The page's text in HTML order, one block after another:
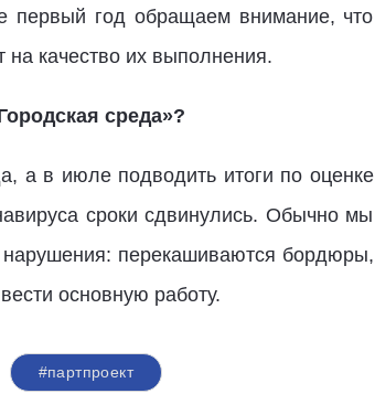
первый год обращаем внимание, что
на качество их выполнения.
среда»?
а в июле подводить итоги по оценке
сроки сдвинулись. Обычно мы
перекашиваются бордюры,
основную работу.
#партпроект